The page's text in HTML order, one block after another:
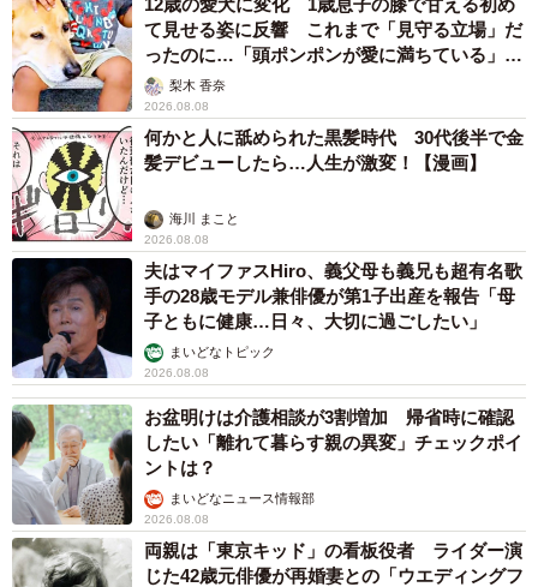
て見せる姿に反響 これまで「見守る立場」だ
ったのに…「頭ポンポンが愛に満ちている」
「尊…」
梨木 香奈
2026.08.08
何かと人に舐められた黒髪時代 30代後半で金
髪デビューしたら…人生が激変！【漫画】
海川 まこと
2026.08.08
夫はマイファスHiro、義父母も義兄も超有名歌
手の28歳モデル兼俳優が第1子出産を報告「母
子ともに健康…日々、大切に過ごしたい」
まいどなトピック
2026.08.08
お盆明けは介護相談が3割増加 帰省時に確認
したい「離れて暮らす親の異変」チェックポイ
ントは？
まいどなニュース情報部
2026.08.08
両親は「東京キッド」の看板役者 ライダー演
じた42歳元俳優が再婚妻との「ウエディングフ